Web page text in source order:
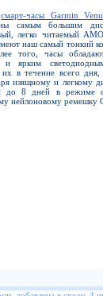
смарт-часы Garmin
самым большим
легко читаемый
наш самый тонкий
того, часы
и ярким
в течение всего дня,
изящному и легкому
до 8 дней в режиме
нейлоновому ремешку